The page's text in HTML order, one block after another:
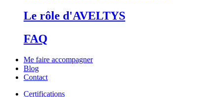
Le rôle d'AVELTYS
FAQ
Me faire accompagner
Blog
Contact
Certifications